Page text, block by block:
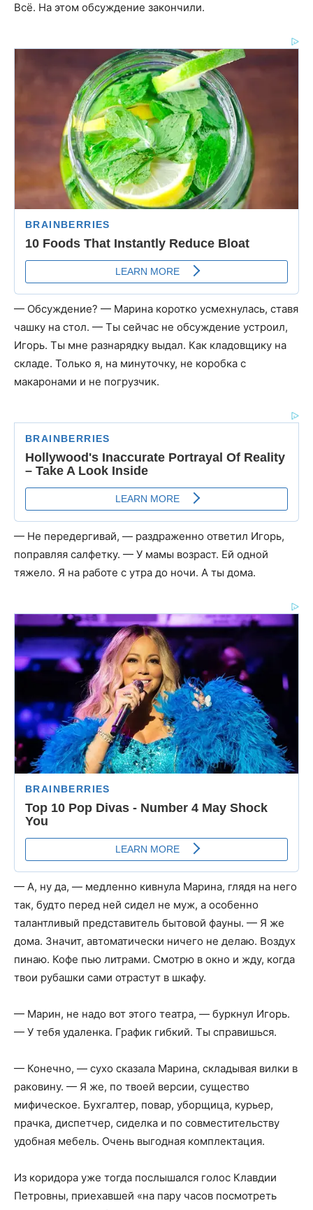
Всё. На этом обсуждение закончили.
— Обсуждение? — Марина коротко усмехнулась, ставя
чашку на стол. — Ты сейчас не обсуждение устроил,
Игорь. Ты мне разнарядку выдал. Как кладовщику на
складе. Только я, на минуточку, не коробка с
макаронами и не погрузчик.
— Не передергивай, — раздраженно ответил Игорь,
поправляя салфетку. — У мамы возраст. Ей одной
тяжело. Я на работе с утра до ночи. А ты дома.
— А, ну да, — медленно кивнула Марина, глядя на него
так, будто перед ней сидел не муж, а особенно
талантливый представитель бытовой фауны. — Я же
дома. Значит, автоматически ничего не делаю. Воздух
пинаю. Кофе пью литрами. Смотрю в окно и жду, когда
твои рубашки сами отрастут в шкафу.
— Марин, не надо вот этого театра, — буркнул Игорь.
— У тебя удаленка. График гибкий. Ты справишься.
— Конечно, — сухо сказала Марина, складывая вилки в
раковину. — Я же, по твоей версии, существо
мифическое. Бухгалтер, повар, уборщица, курьер,
прачка, диспетчер, сиделка и по совместительству
удобная мебель. Очень выгодная комплектация.
Из коридора уже тогда послышался голос Клавдии
Петровны, приехавшей «на пару часов посмотреть